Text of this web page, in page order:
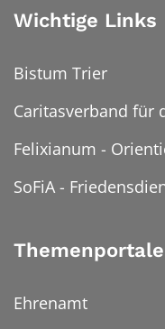
Wichtige Links
Bistum Trier
Caritasverband für
Felixianum -
SoFiA -
Themenportale
Ehrenamt